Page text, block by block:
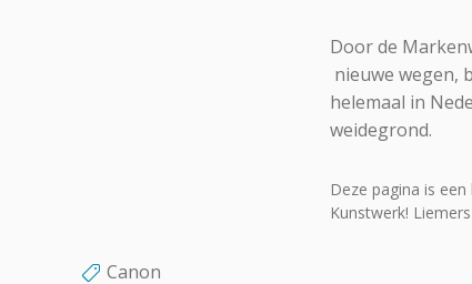
Door de
nieuwe wegen,
helemaal in
weidegrond.
Deze pagina is
Kunstwerk!
Canon